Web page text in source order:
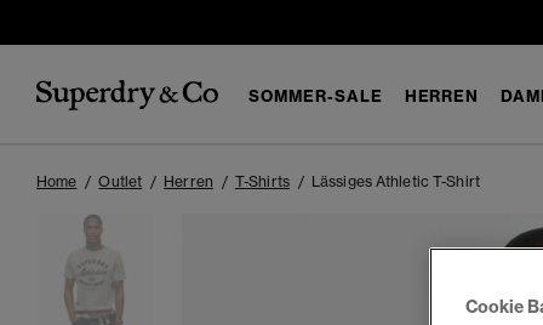
SOMMER-SALE HERREN
Home Outlet Herren T-Shirts Lässiges Athletic T-Shirt
Cookie